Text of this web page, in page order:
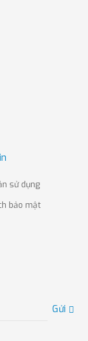
sử dụng
bảo mật
Gửi